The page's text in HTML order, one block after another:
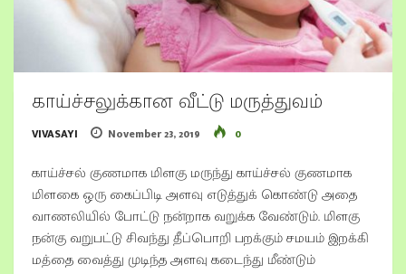
காய்ச்சலுக்கான வீட்டு மருத்துவம்
VIVASAYI November 23, 2019 0
காய்ச்சல் குணமாக மிளகு மருந்து காய்ச்சல் குணமாக
மிளகை ஒரு கைப்பிடி அளவு எடுத்துக் கொண்டு அதை
வாணலியில் போட்டு நன்றாக வறுக்க வேண்டும். மிளகு
நன்கு வறுபட்டு சிவந்து தீப்பொறி பறக்கும் சமயம் இறக்கி
மத்தை வைத்து முடிந்த அளவு கடைந்து மீண்டும்